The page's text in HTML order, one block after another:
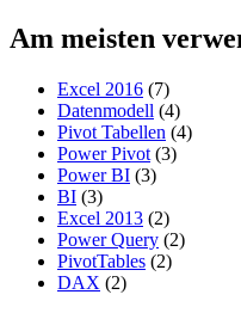
Am meisten
Excel 2016 (7)
Datenmodell (4)
Pivot Tabellen (4)
Power Pivot (3)
Power BI (3)
BI (3)
Excel 2013 (2)
Power Query (2)
PivotTables (2)
DAX (2)